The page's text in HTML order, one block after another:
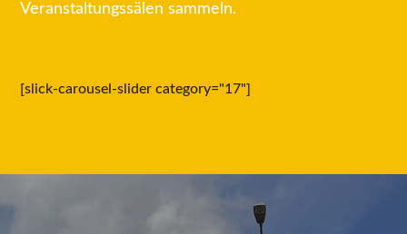
Veranstaltungssälen sammeln.
[slick-carousel-slider category="17"]